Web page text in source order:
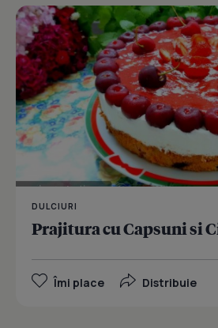
DULCIURI
Prajitura cu Capsuni si
Îmi place Distribuie